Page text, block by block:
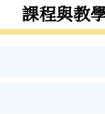
課程與教